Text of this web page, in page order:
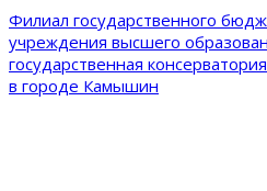
Филиал государственного
учреждения высшего
государственная
в городе Камышин